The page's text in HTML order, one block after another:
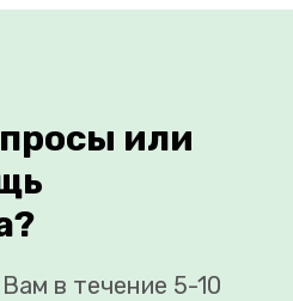
или
в течение 5-10